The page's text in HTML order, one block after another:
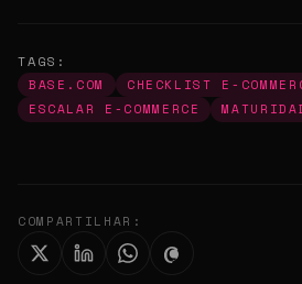
TAGS:
BASE.COM
CHECKLIST E-
ESCALAR E-COMMERCE
COMPARTILHAR: